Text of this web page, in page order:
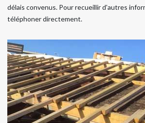
délais convenus. Pour recueillir d'autres
téléphoner directement.